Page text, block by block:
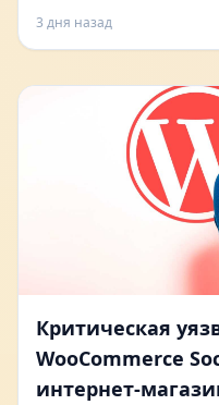
3 дня назад
Критическая
WooCommerce
интернет-